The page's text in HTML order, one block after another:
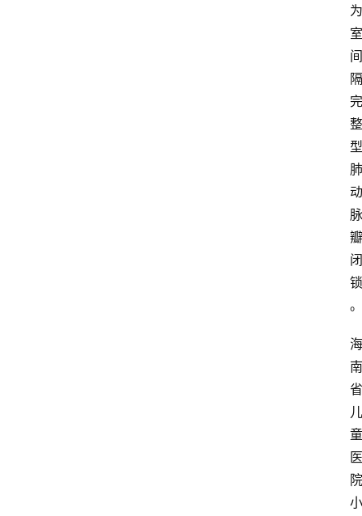
为
室
间
隔
完
整
型
肺
动
脉
瓣
闭
锁
。
海
南
省
儿
童
医
院
小